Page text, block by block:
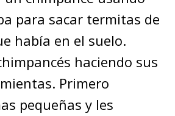
para sacar termitas de
había en el suelo.
haciendo sus
Primero
pequeñas y les